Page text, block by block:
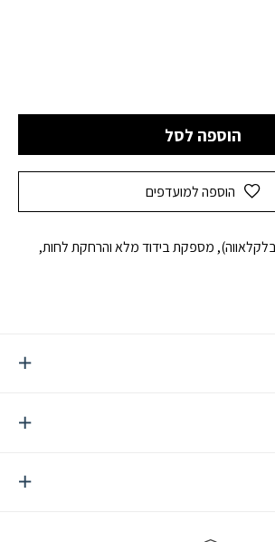
הוספה לסל
הוספה למועדפים
מספקת בידוד מלא והרחקת לחות,